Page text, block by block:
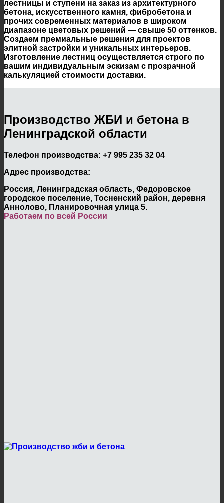
лестницы и ступени на заказ из архитектурного
бетона, искусственного камня, фибробетона и
прочих современных материалов в широком
диапазоне цветовых решений — свыше 50 оттенков.
Создаем премиальные решения для проектов
элитной застройки и уникальных интерьеров.
Изготовление лестниц осуществляется строго по
вашим индивидуальным эскизам с прозрачной
калькуляцией стоимости доставки.
Производство ЖБИ и бетона в
Ленинградской области
Телефон производства: +7 995 235 32 04
Адрес производства:
Россия, Ленинградская область, Федоровское
городское поселение, Тосненский район, деревня
Аннолово, Планировочная улица 5.
Работаем по всей России